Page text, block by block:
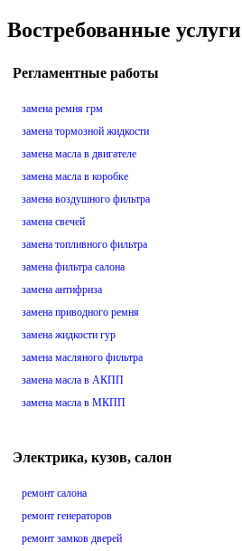
Востребованные услуги
Регламентные работы
замена ремня грм
замена тормозной жидкости
замена масла в двигателе
замена масла в коробке
замена воздушного фильтра
замена свечей
замена топливного фильтра
замена фильтра салона
замена антифриза
замена приводного ремня
замена жидкости гур
замена масляного фильтра
замена масла в АКПП
замена масла в МКПП
Электрика, кузов, салон
ремонт салона
ремонт генераторов
ремонт замков дверей